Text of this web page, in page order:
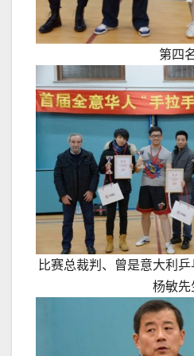
第四
比赛总裁判、曾是意大利
杨敏先